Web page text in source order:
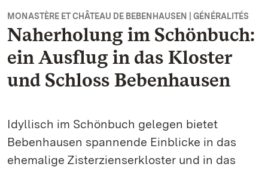
MONASTÈRE ET CHÂTEAU DE BEBENHAUSEN | GÉNÉRALITÉS
Naherholung im Schönbuch:
ein Ausflug in das Kloster
und Schloss Bebenhausen
Idyllisch im Schönbuch gelegen bietet
Bebenhausen spannende Einblicke in das
ehemalige Zisterzienserkloster und in das